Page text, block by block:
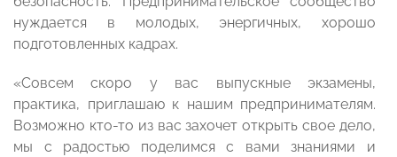
нуждается в молодых, энергичных, хорошо
подготовленных кадрах.
«Совсем скоро у вас выпускные экзамены,
практика, приглашаю к нашим предпринимателям.
Возможно кто-то из вас захочет открыть свое дело,
мы с радостью поделимся с вами знаниями и